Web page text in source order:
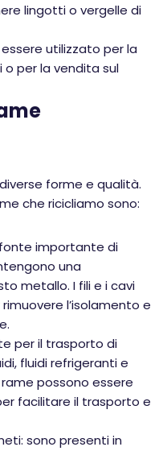
lingotti o vergelle di
utilizzato per la
per la vendita sul
forme e qualità.
che ricicliamo sono:
importante di
una
metallo. I fili e i cavi
l’isolamento e
per il trasporto di
fluidi refrigeranti e
possono essere
facilitare il trasporto e
sono presenti in